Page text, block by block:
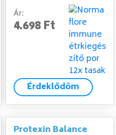
Ár:
4.698 Ft
Érdeklődöm
Protexin Balance